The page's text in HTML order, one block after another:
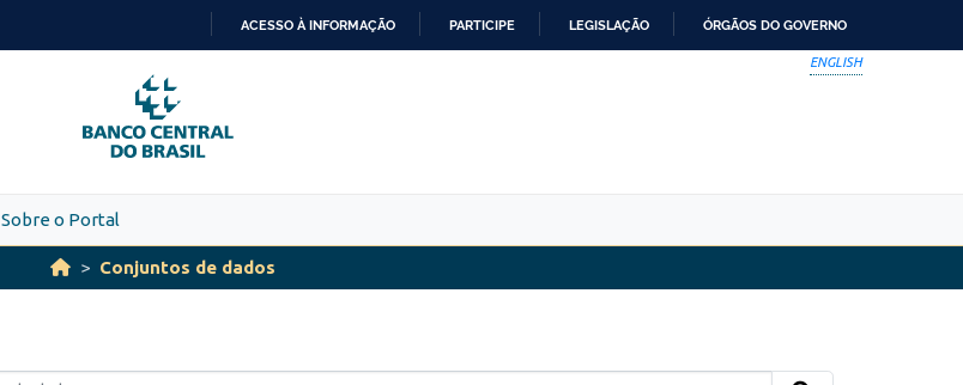
PARA
O
CONTEÚDO
ACESSO À INFORMAÇÃO PARTICIPE LEGISLAÇÃO ÓRGÃOS DO GOVERNO
ENGLISH
Sobre o Portal
Conjuntos de dados